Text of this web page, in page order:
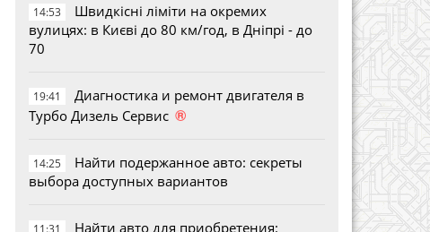
14:53
Швидкісні ліміти на окремих
вулицях: в Києві до 80 км/год, в Дніпрі - до
70
19:41
Диагностика и ремонт двигателя в
Турбо Дизель Сервис ®
14:25
Найти подержанное авто: секреты
выбора доступных вариантов
11:31
Найти авто для приобретения: